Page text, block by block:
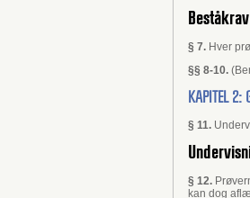
Beståkrav
§ 7. Hver
§§ 8-10.
KAPITEL 2:
§ 11.
§ 12.
kan dog